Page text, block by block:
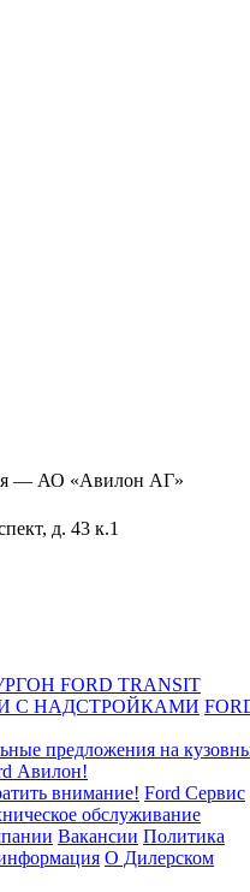
— АО «Авилон АГ»
д. 43 к.1
FORD TRANSIT
С НАДСТРОЙКАМИ
предложения на
Авилон!
внимание! Ford Сервис
обслуживание
Вакансии Политика
О Дилерском